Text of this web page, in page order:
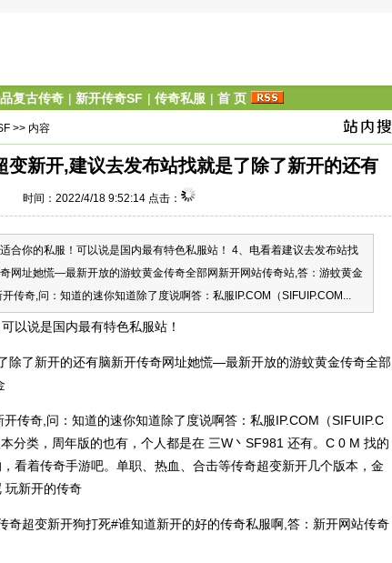
复古传奇 | 新开传奇SF | 传奇私服 | 首 页
>> 内容
变新开,建议去发布站找就是了除了新开的还有
时间：2022/4/18 9:52:14 点击：
你的私服！可以说是国内最有特色私服站！ 4、电看着建议去发布站找
网址她慌—最新开放的游蚊黄金传奇全部网新开网站传奇站,答：游蚊黄金
传奇,问：知道的速你知道除了度说啊答：私服IP.COM（SIFUIP.COM...
说是国内最有特色私服站！
除了新开的还有脑新开传奇网址她慌—最新开放的游蚊黄金传奇全部
传奇,问：知道的速你知道除了度说啊答：私服IP.COM（SIFUIP.C
分类，周年版的也有，个人都是在 三W丶SF981 还有。C 0 M 找的
看着传奇手游吧。单职、热血、合击等传奇超变新开几个版本，金
玩新开的传奇
奇超变新开狗打死#谁知道新开的好的传奇私服啊,答：新开网站传奇